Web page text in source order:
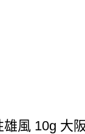
風 10g 大